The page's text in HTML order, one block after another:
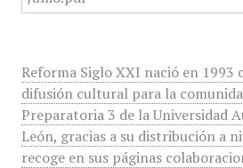
Reforma Siglo XXI nació en 1993
difusión cultural para la
Preparatoria 3 de la Universidad
León, gracias a su distribución a
recoge en sus páginas